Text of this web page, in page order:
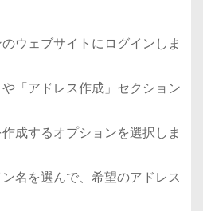
ウェブサイトにログインしま
や「アドレス作成」セクション
成するオプションを選択しま
名を選んで、希望のアドレス